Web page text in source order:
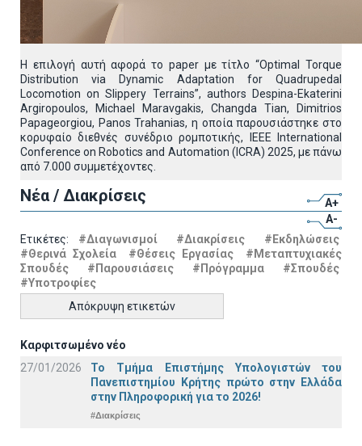
Η επιλογή αυτή αφορά το paper με τίτλο “Optimal Torque
Distribution via Dynamic Adaptation for Quadrupedal
Locomotion on Slippery Terrains”, authors Despina-Ekaterini
Argiropoulos, Michael Maravgakis, Changda Tian, Dimitrios
Papageorgiou, Panos Trahanias, η οποία παρουσιάστηκε στο
κορυφαίο διεθνές συνέδριο ρομποτικής, IEEE International
Conference on Robotics and Automation (ICRA) 2025, με πάνω
από 7.000 συμμετέχοντες.
Νέα / Διακρίσεις
A+
A-
Ετικέτες: #Διαγωνισμοί #Διακρίσεις
#Εκδηλώσεις
#Θερινά Σχολεία
#Θέσεις Εργασίας
#Μεταπτυχιακές
Σπουδές
#Παρουσιάσεις #Πρόγραμμα
#Σπουδές
#Υποτροφίες
Απόκρυψη ετικετών
Καρφιτσωμένο νέο
27/01/2026
Το Τμήμα Επιστήμης Υπολογιστών του
Πανεπιστημίου Κρήτης πρώτο στην Ελλάδα
στην Πληροφορική για το 2026!
#Διακρίσεις